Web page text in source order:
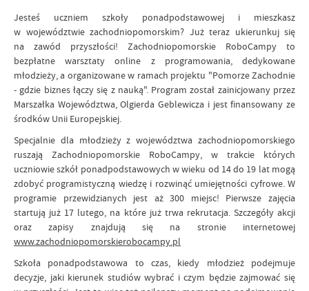
Jesteś uczniem szkoły ponadpodstawowej i mieszkasz
w województwie zachodniopomorskim? Już teraz ukierunkuj się
na zawód przyszłości! Zachodniopomorskie RoboCampy to
bezpłatne warsztaty online z programowania, dedykowane
młodzieży, a organizowane w ramach projektu "Pomorze Zachodnie
- gdzie biznes łączy się z nauką". Program został zainicjowany przez
Marszałka Województwa, Olgierda Geblewicza i jest finansowany ze
środków Unii Europejskiej.
Specjalnie dla młodzieży z województwa zachodniopomorskiego
ruszają Zachodniopomorskie RoboCampy, w trakcie których
uczniowie szkół ponadpodstawowych w wieku od 14 do 19 lat mogą
zdobyć programistyczną wiedzę i rozwinąć umiejętności cyfrowe. W
programie przewidzianych jest aż 300 miejsc! Pierwsze zajęcia
startują już 17 lutego, na które już trwa rekrutacja. Szczegóły akcji
oraz zapisy znajdują się na stronie internetowej
www.zachodniopomorskierobocampy.pl
Szkoła ponadpodstawowa to czas, kiedy młodzież podejmuje
decyzje, jaki kierunek studiów wybrać i czym będzie zajmować się